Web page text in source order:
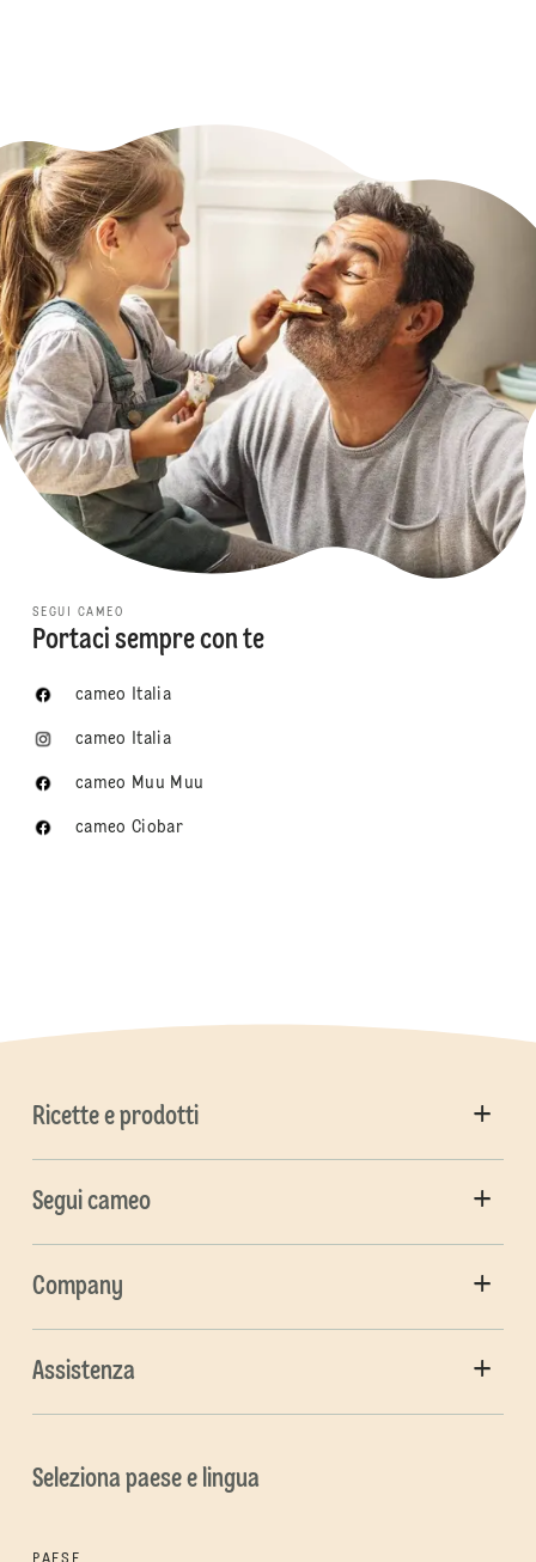
SEGUI CAMEO
Portaci sempre con te
cameo Italia
cameo Italia
cameo Muu Muu
cameo Ciobar
Ricette e prodotti
Segui cameo
Company
Assistenza
Seleziona paese e lingua